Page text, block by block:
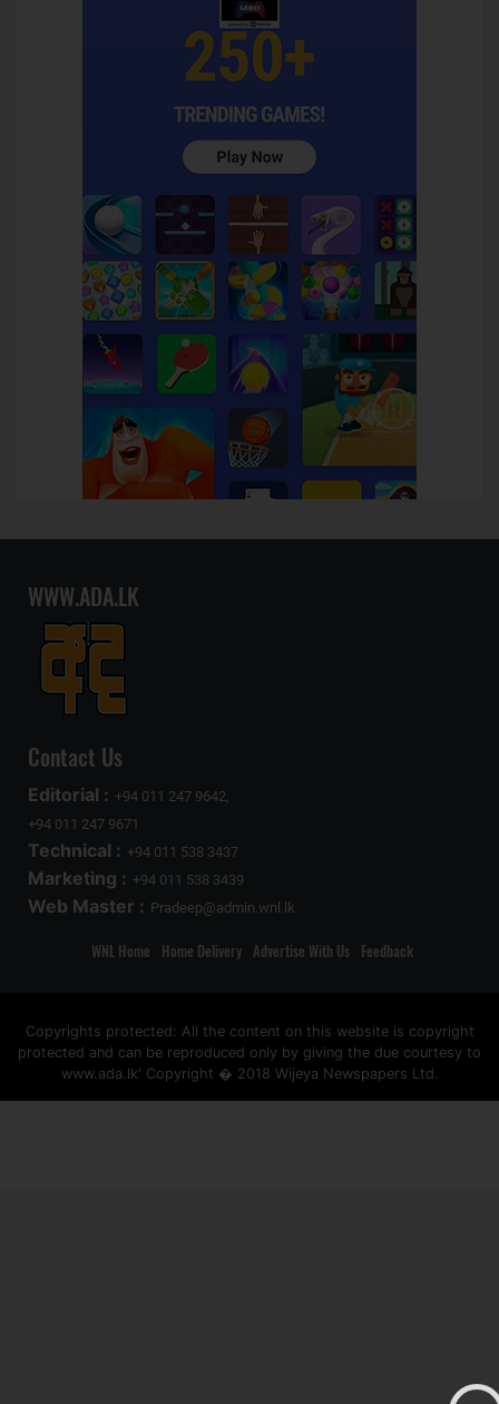
WWW.ADA.LK
Contact Us
Editorial : +94 011 247 9642,
+94 011 247 9671
Technical : +94 011 538 3437
Marketing : +94 011 538 3439
Web Master : Pradeep@admin.wnl.lk
WNL Home Home Delivery Advertise With Us Feedback
Copyrights protected: All the content on this website is copyright
protected and can be reproduced only by giving the due courtesy to
www.ada.lk' Copyright � 2018 Wijeya Newspapers Ltd.